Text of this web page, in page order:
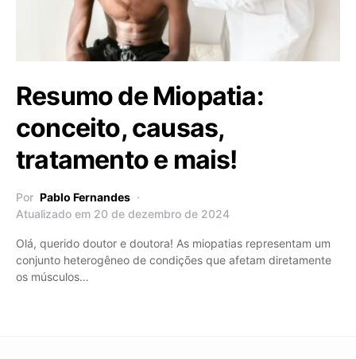
Resumo de Miopatia:
conceito, causas,
tratamento e mais!
Por Pablo Fernandes
Atualizado em 20 de dezembro de 2024
Olá, querido doutor e doutora! As miopatias representam um
conjunto heterogêneo de condições que afetam diretamente
os músculos…